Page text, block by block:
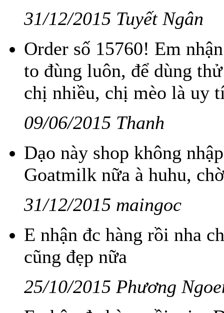
31/12/2015 Tuyết Ngân
Order số 15760! Em
to đùng luôn, để dùng
chị nhiều, chị mèo là uy
09/06/2015 Thanh
Dạo này shop không
Goatmilk nữa à huhu,
31/12/2015 maingoc
E nhận đc hàng rồi nha
cũng đẹp nữa
25/10/2015 Phương